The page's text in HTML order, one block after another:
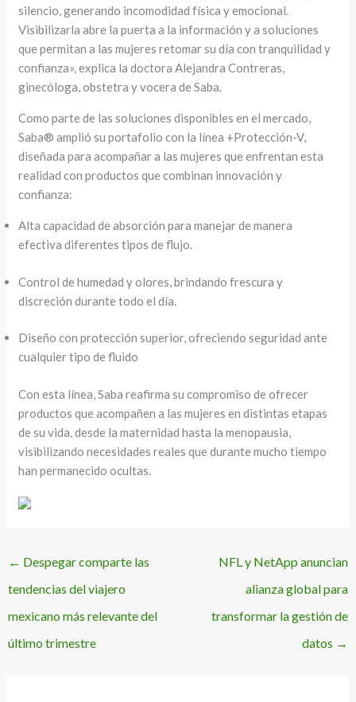
silencio, generando incomodidad física y emocional.
Visibilizarla abre la puerta a la información y a soluciones
que permitan a las mujeres retomar su día con tranquilidad y
confianza», explica la doctora Alejandra Contreras,
ginecóloga, obstetra y vocera de Saba.
Como parte de las soluciones disponibles en el mercado,
Saba® amplió su portafolio con la línea +Protección-V,
diseñada para acompañar a las mujeres que enfrentan esta
realidad con productos que combinan innovación y
confianza:
Alta capacidad de absorción para manejar de manera
efectiva diferentes tipos de flujo.
Control de humedad y olores, brindando frescura y
discreción durante todo el día.
Diseño con protección superior, ofreciendo seguridad ante
cualquier tipo de fluido
Con esta línea, Saba reafirma su compromiso de ofrecer
productos que acompañen a las mujeres en distintas etapas
de su vida, desde la maternidad hasta la menopausia,
visibilizando necesidades reales que durante mucho tiempo
han permanecido ocultas.
← Despegar comparte las
tendencias del viajero
mexicano más relevante del
último trimestre
NFL y NetApp anuncian
alianza global para
transformar la gestión de
datos →